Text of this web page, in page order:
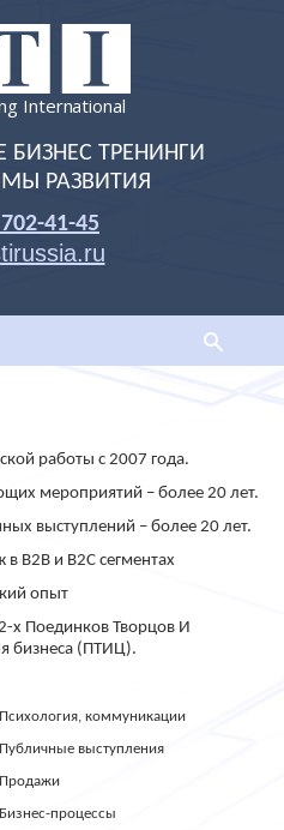
International
БИЗНЕС ТРЕНИНГИ
РАЗВИТИЯ
41-45
работы с 2007 года.
мероприятий – более 20 лет.
выступлений – более 20 лет.
B2B и B2C сегментах
опыт
х Поединков Творцов И
бизнеса (ПТИЦ).
Психология, коммуникации
Публичные выступления
Продажи
Бизнес-процессы